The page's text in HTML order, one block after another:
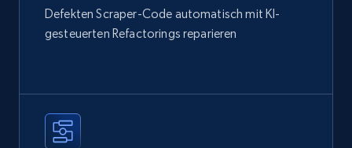
Defekten Scraper-Code automatisch mit KI-
gesteuerten Refactorings reparieren